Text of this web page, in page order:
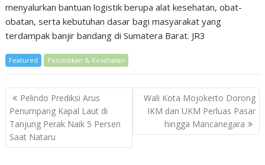
menyalurkan bantuan logistik berupa alat kesehatan, obat-
obatan, serta kebutuhan dasar bagi masyarakat yang
terdampak banjir bandang di Sumatera Barat. JR3
Featured Pendidikan & Kesehatan
Post
navigation
Pelindo Prediksi Arus
Penumpang Kapal Laut di
Tanjung Perak Naik 5 Persen
Saat Nataru
Wali Kota Mojokerto Dorong
IKM dan UKM Perluas Pasar
hingga Mancanegara